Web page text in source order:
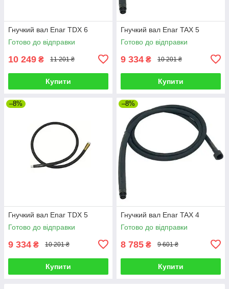
Гнучкий вал Enar TDX 6
Готово до відправки
10 249 ₴ 11 201 ₴
Купити
Гнучкий вал Enar TAX 5
Готово до відправки
9 334 ₴ 10 201 ₴
Купити
–8%
Гнучкий вал Enar TDX 5
Готово до відправки
9 334 ₴ 10 201 ₴
Купити
–8%
Гнучкий вал Enar TAX 4
Готово до відправки
8 785 ₴ 9 601 ₴
Купити